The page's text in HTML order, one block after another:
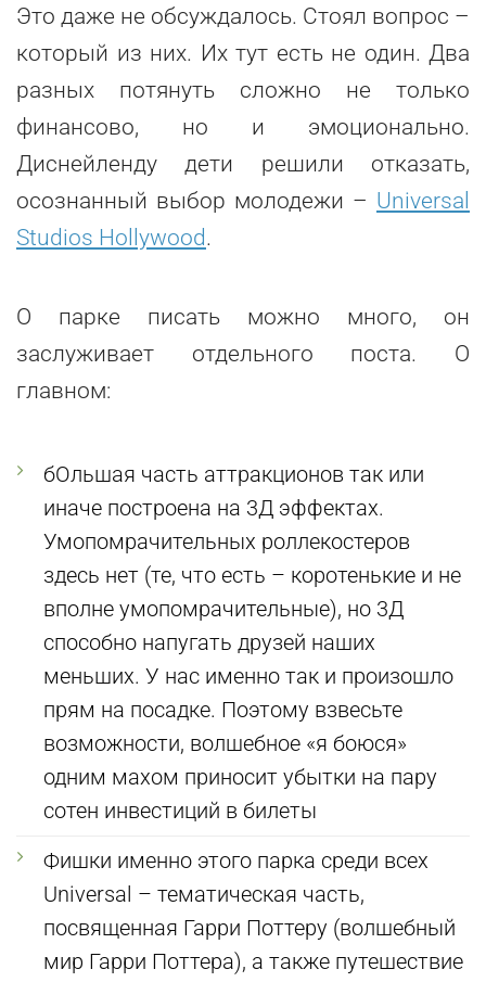
Это даже не обсуждалось. Стоял вопрос –
который из них. Их тут есть не один. Два
разных потянуть сложно не только
финансово, но и эмоционально.
Диснейленду дети решили отказать,
осознанный выбор молодежи – Universal
Studios Hollywood.
О парке писать можно много, он
заслуживает отдельного поста. О
главном:
бОльшая часть аттракционов так или
иначе построена на 3Д эффектах.
Умопомрачительных роллекостеров
здесь нет (те, что есть – коротенькие и не
вполне умопомрачительные), но 3Д
способно напугать друзей наших
меньших. У нас именно так и произошло
прям на посадке. Поэтому взвесьте
возможности, волшебное «я боюся»
одним махом приносит убытки на пару
сотен инвестиций в билеты
Фишки именно этого парка среди всех
Universal – тематическая часть,
посвященная Гарри Поттеру (волшебный
мир Гарри Поттера), а также путешествие